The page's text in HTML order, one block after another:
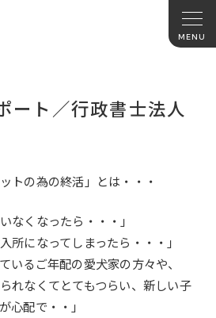
ート／行政書士法人
トの為の終活」とは・・・
なくなったら・・・ 」
所になってしまったら・・・ 」
いるご年配の愛犬家の方々や、
れなくてとてもつらい、新しい子
心配で・・ 」